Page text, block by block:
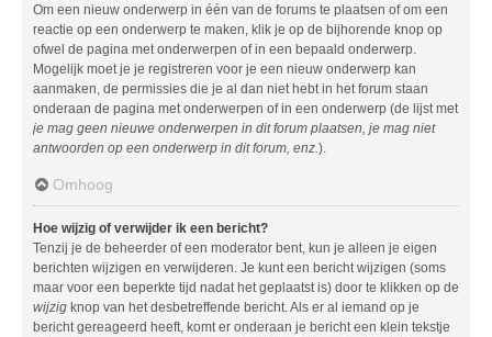
Om een nieuw onderwerp in één van de forums te plaatsen of om een
reactie op een onderwerp te maken, klik je op de bijhorende knop op
ofwel de pagina met onderwerpen of in een bepaald onderwerp.
Mogelijk moet je je registreren voor je een nieuw onderwerp kan
aanmaken, de permissies die je al dan niet hebt in het forum staan
onderaan de pagina met onderwerpen of in een onderwerp (de lijst met
je mag geen nieuwe onderwerpen in dit forum plaatsen, je mag niet
antwoorden op een onderwerp in dit forum, enz.).
Omhoog
Hoe wijzig of verwijder ik een bericht?
Tenzij je de beheerder of een moderator bent, kun je alleen je eigen
berichten wijzigen en verwijderen. Je kunt een bericht wijzigen (soms
maar voor een beperkte tijd nadat het geplaatst is) door te klikken op de
wijzig knop van het desbetreffende bericht. Als er al iemand op je
bericht gereageerd heeft, komt er onderaan je bericht een klein tekstje